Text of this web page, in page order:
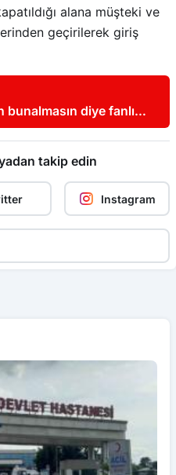
alana müşteki ve
geçirilerek giriş
diye fanlı
takip edin
Instagram